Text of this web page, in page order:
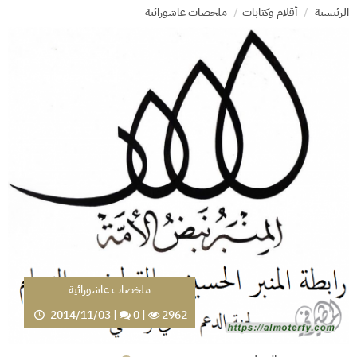
الرئيسية أقلام وكتابات ملخصات عاشورائية
ملخصات عاشورائية
2014/11/03| 0| 2962